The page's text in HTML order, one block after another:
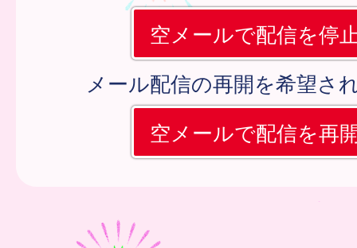
空メールで配信を停
メール配信の再開を希望さ
空メールで配信を再